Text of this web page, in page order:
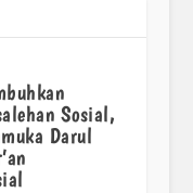
Sosial,
Darul